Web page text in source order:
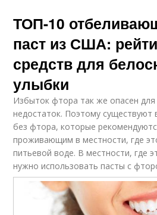
ТОП-10
паст из США:
средств для
улыбки
Избыток фтора так же опасен для
недостаток. Поэтому существуют
без фтора, которые
проживающим в местности, где
питьевой воде. В местности, где
нужно использовать пасты с